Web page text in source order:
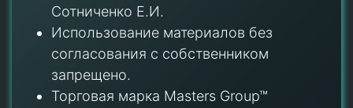
Сотниченко Е.И.
Использование материалов без
согласования с собственником
запрещено.
Торговая марка Masters Group™